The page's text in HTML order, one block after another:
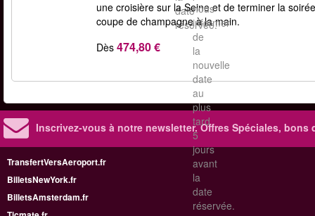
date
réservée.
nous
informer
de
la
nouvelle
date
au
plus
tard
5
jours
avant
la
date
réservée.
une croisière sur la Seine et de terminer la
coupe de champagne à la main.
Dès 474,80 €
Inscrivez-vous à notre newsletter. Offres Spéciales, bons
TransfertVersAeroport.fr
BilletsNewYork.fr
BilletsAmsterdam.fr